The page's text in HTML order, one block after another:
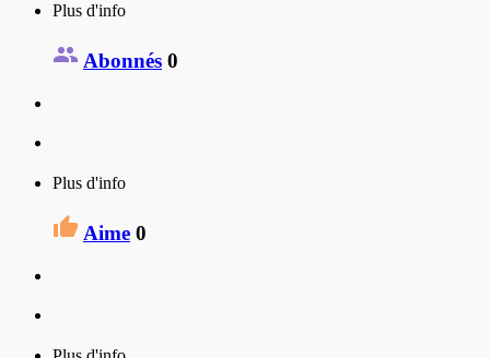
Plus d'info
Abonnés 0
Plus d'info
Aime 0